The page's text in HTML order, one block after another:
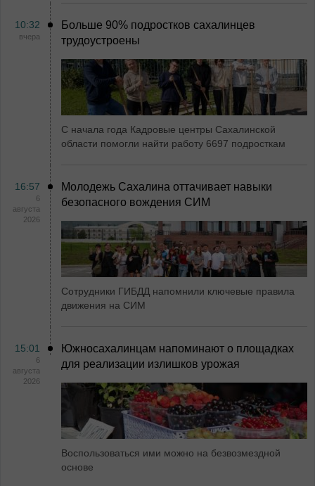
10:32
вчера
Больше 90% подростков сахалинцев
трудоустроены
С начала года Кадровые центры Сахалинской
области помогли найти работу 6697 подросткам
16:57
6
августа
2026
Молодежь Сахалина оттачивает навыки
безопасного вождения СИМ
Сотрудники ГИБДД напомнили ключевые правила
движения на СИМ
15:01
6
августа
2026
Южносахалинцам напоминают о площадках
для реализации излишков урожая
Воспользоваться ими можно на безвозмездной
основе